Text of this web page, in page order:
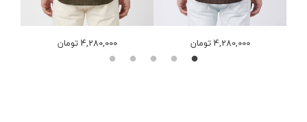
4,280,000 تومان 4,280,000 تومان